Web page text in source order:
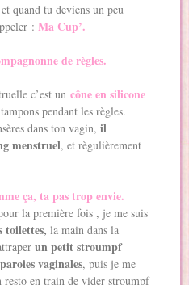
quand tu deviens un peu
:Ma Cup’.
de règles.
c’est uncône en silicone
pendant les règles.
dans ton vagin,il
menstruel, et règulièrement
ça, ta pas trop envie.
la première fois , je me suis
toilettes, la main dans la
un petit stroumpf
vaginales, puis je me
resto en train de vider stroumpf